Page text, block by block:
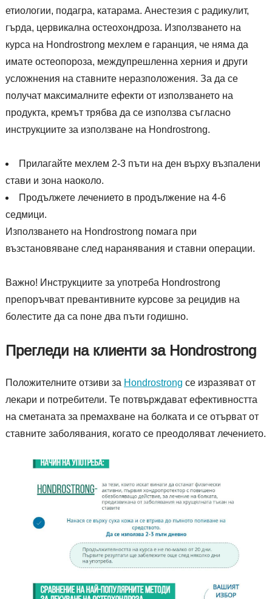
етиологии, подагра, катарама. Анестезия с радикулит,
гърда, цервикална остеохондроза. Използването на
курса на Hondrostrong мехлем е гаранция, че няма да
имате остеопороза, междупрешленна херния и други
усложнения на ставните неразположения. За да се
получат максималните ефекти от използването на
продукта, кремът трябва да се използва съгласно
инструкциите за използване на Hondrostrong.
Прилагайте мехлем 2-3 пъти на ден върху възпалени
стави и зона наоколо.
Продължете лечението в продължение на 4-6
седмици.
Използването на Hondrostrong помага при
възстановяване след наранявания и ставни операции.
Важно! Инструкциите за употреба Hondrostrong
препоръчват превантивните курсове за рецидив на
болестите да са поне два пъти годишно.
Прегледи на клиенти за Hondrostrong
Положителните отзиви за Hondrostrong се изразяват от
лекари и потребители. Те потвърждават ефективността
на сметаната за премахване на болката и се отърват от
ставните заболявания, когато се преодоляват лечението.